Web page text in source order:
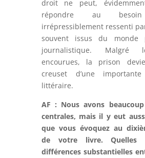
droit ne peut,
répondre au besoin
irrépressiblement ressenti
souvent issus du monde
journalistique. Malgré
encourues, la prison
creuset d’une
littéraire.
AF : Nous avons
centrales, mais il y eut
que vous évoquez au
de votre livre. Quelles
différences substantielles